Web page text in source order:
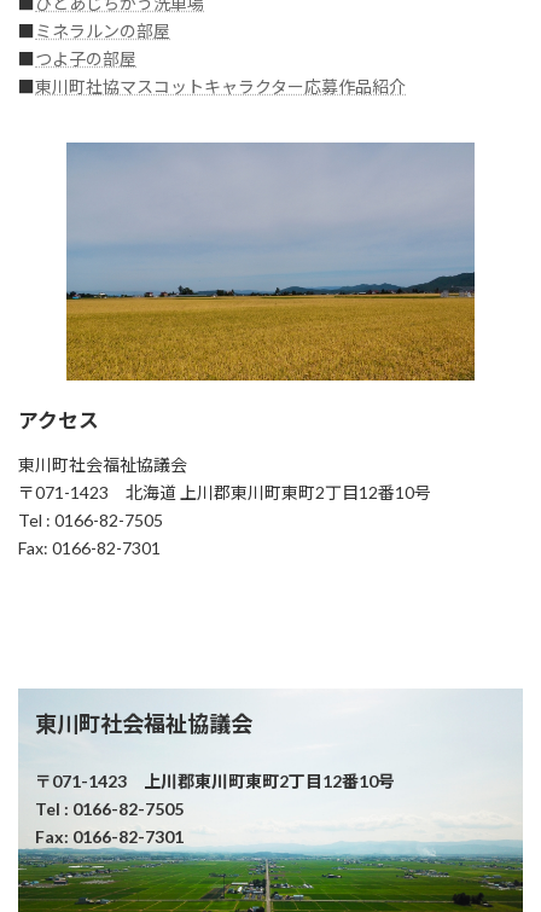
■ミネラルンの部屋
■つよ子の部屋
■東川町社協マスコットキャラクター応募作品紹介
アクセス
東川町社会福祉協議会
〒071-1423 北海道 上川郡東川町東町2丁目12番10号
Tel : 0166-82-7505
Fax: 0166-82-7301
東川町社会福祉協議会
〒071-1423 上川郡東川町東町2丁目12番10号
Tel : 0166-82-7505
Fax: 0166-82-7301